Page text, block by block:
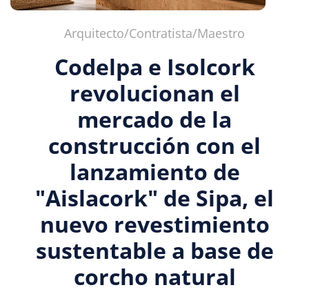
Arquitecto/Contratista/Maestro
Codelpa e Isolcork
revolucionan el
mercado de la
construcción con el
lanzamiento de
"Aislacork" de Sipa, el
nuevo revestimiento
sustentable a base de
corcho natural